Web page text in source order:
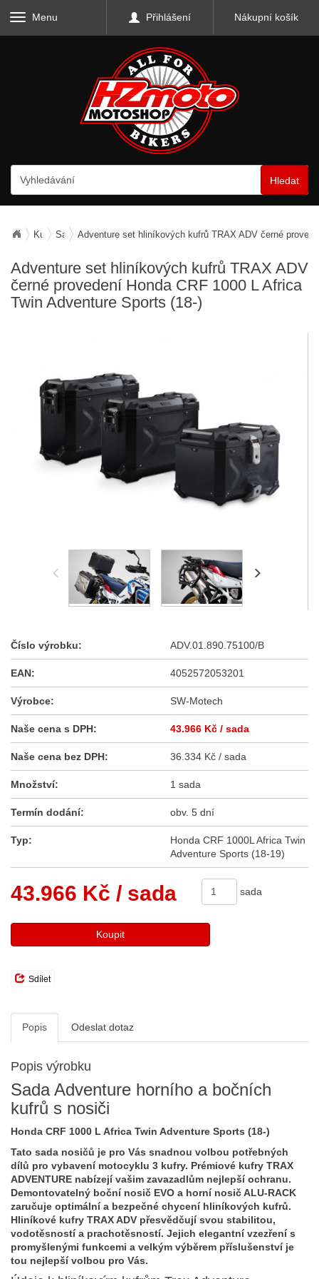
Menu Přihlášení Nákupní košík
Hledat
Kufry, zavazadla, nosiče
Sady kufrů a nosičů
Adventure set hliníkových kufrů TRAX ADV černé
Adventure set hliníkových kufrů TRAX ADV
černé provedení Honda CRF 1000 L Africa
Twin Adventure Sports (18-)
Číslo výrobku: ADV.01.890.75100/B
EAN: 4052572053201
Výrobce: SW-Motech
Naše cena s DPH: 43.966 Kč / sada
Naše cena bez DPH: 36.334 Kč / sada
Množství: 1 sada
Termín dodání: obv. 5 dní
Typ:
Honda CRF 1000L Africa Twin
Adventure Sports (18-19)
43.966 Kč / sada sada
Koupit
Sdílet
Popis Odeslat dotaz
Popis výrobku
Sada Adventure horního a bočních
kufrů s nosiči
Honda CRF 1000 L Africa Twin Adventure Sports (18-)
Tato sada nosičů je pro Vás snadnou volbou potřebných
dílů pro vybavení motocyklu 3 kufry. Prémiové kufry TRAX
ADVENTURE nabízejí vašim zavazadlům nejlepší ochranu.
Demontovatelný boční nosič EVO a horní nosič ALU-RACK
zaručuje optimální a bezpečné chycení hliníkových kufrů.
Hliníkové kufry TRAX ADV přesvědčují svou stabilitou,
vodotěsností a prachotěsností. Jejich elegantní vzezření s
promyšlenými funkcemi a velkým výběrem příslušenství je
tou nejlepší volbou pro Vás.